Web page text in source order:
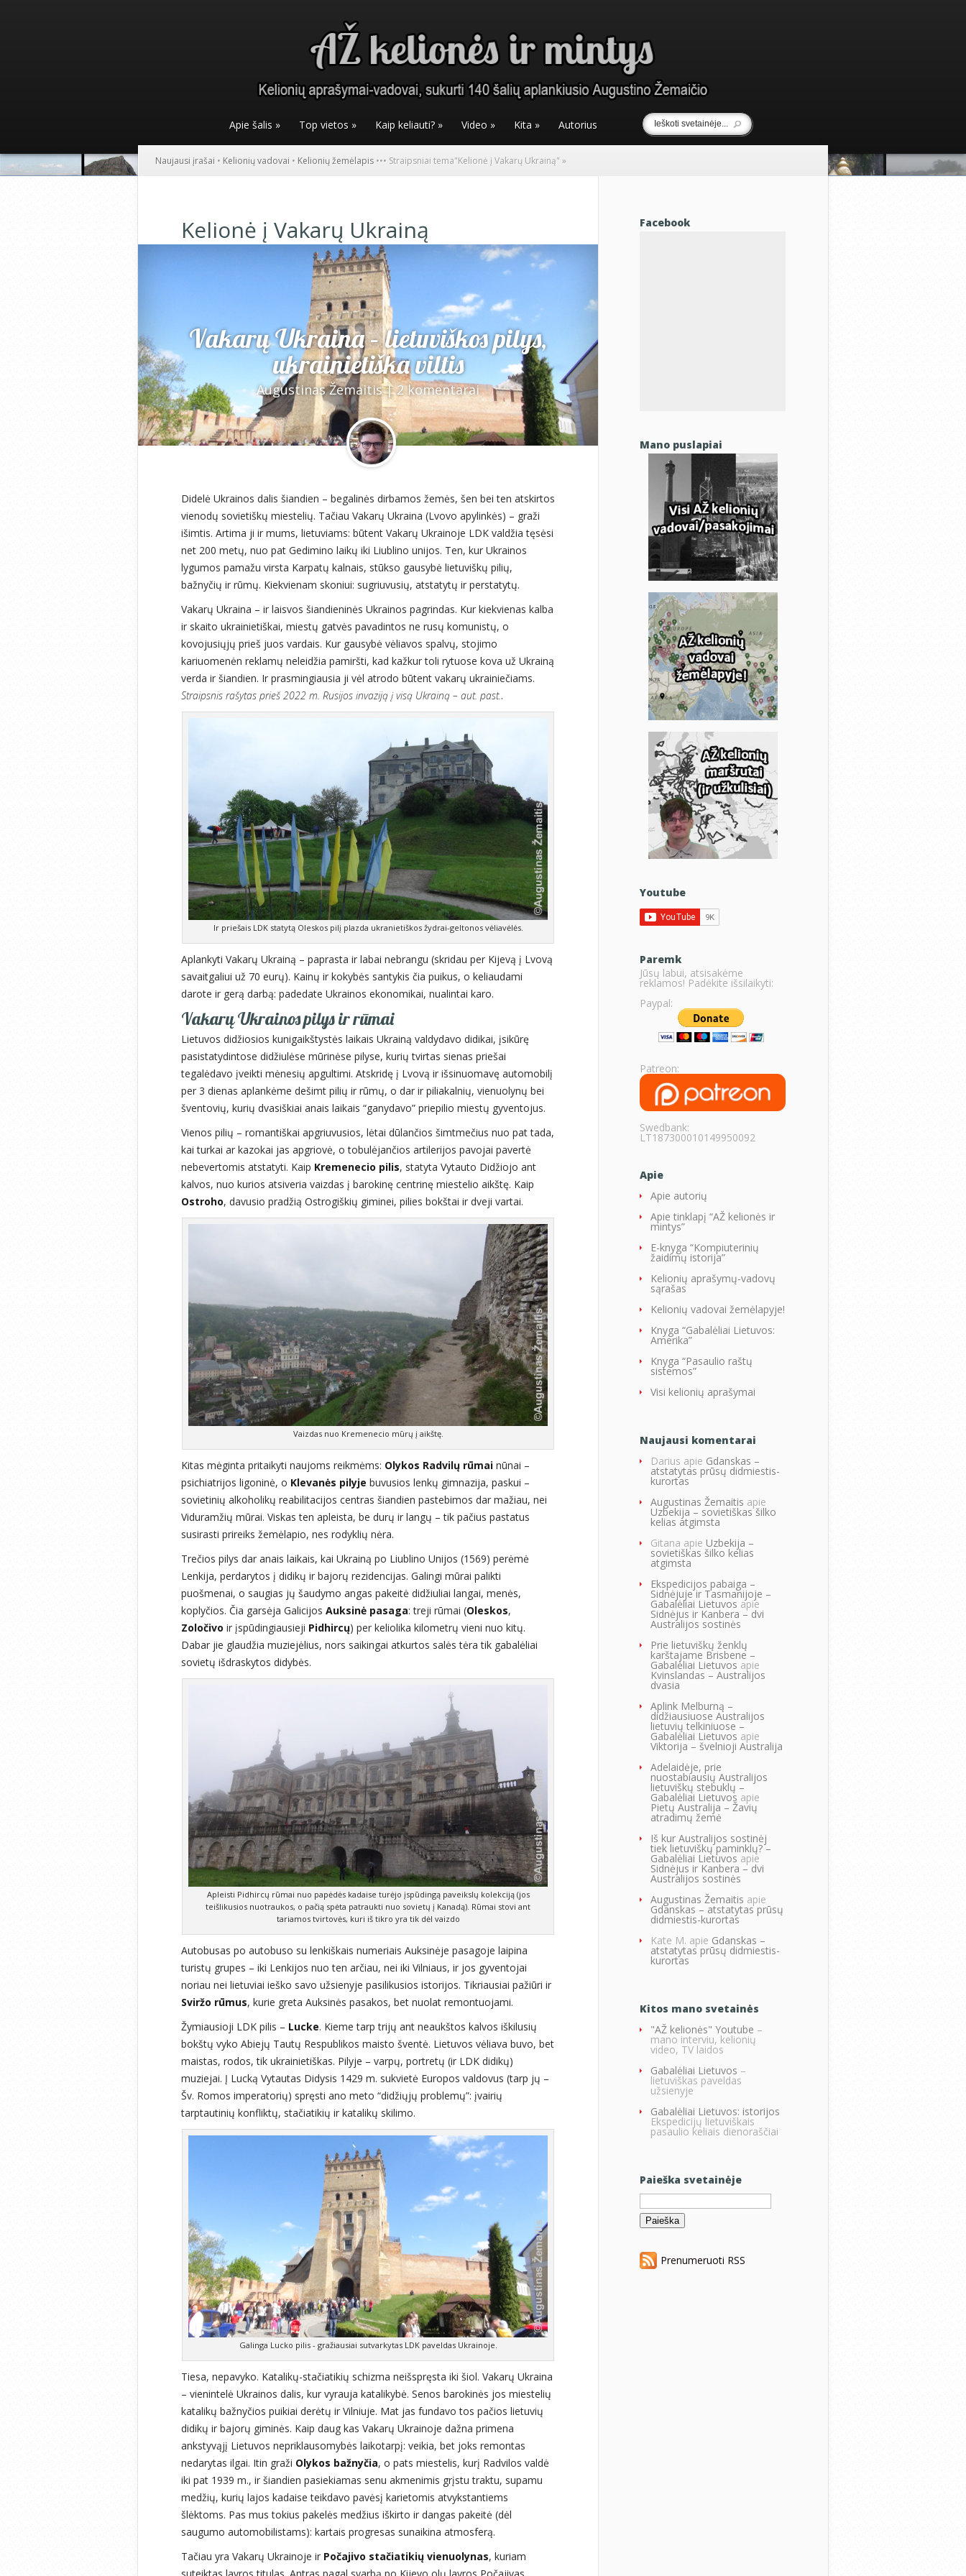
Apie šalis » Top vietos » Kaip keliauti? » Video » Kita » Autorius
Naujausi įrašai • Kelionių vadovai • Kelionių žemėlapis ••• Straipsniai tema"Kelionė į Vakarų Ukrainą" »
Kelionė į Vakarų Ukrainą
Vakarų Ukraina – lietuviškos pilys,
ukrainietiška viltis
Augustinas Žemaitis|2 komentarai
Didelė Ukrainos dalis šiandien – begalinės dirbamos žemės, šen bei ten atskirtos
vienodų sovietiškų miestelių. Tačiau Vakarų Ukraina (Lvovo apylinkės) – graži
išimtis. Artima ji ir mums, lietuviams: būtent Vakarų Ukrainoje LDK valdžia tęsėsi
net 200 metų, nuo pat Gedimino laikų iki Liublino unijos. Ten, kur Ukrainos
lygumos pamažu virsta Karpatų kalnais, stūkso gausybė lietuviškų pilių,
bažnyčių ir rūmų. Kiekvienam skoniui: sugriuvusių, atstatytų ir perstatytų.
Vakarų Ukraina – ir laisvos šiandieninės Ukrainos pagrindas. Kur kiekvienas kalba
ir skaito ukrainietiškai, miestų gatvės pavadintos ne rusų komunistų, o
kovojusiųjų prieš juos vardais. Kur gausybė vėliavos spalvų, stojimo
kariuomenėn reklamų neleidžia pamiršti, kad kažkur toli rytuose kova už Ukrainą
verda ir šiandien. Ir prasmingiausia ji vėl atrodo būtent vakarų ukrainiečiams.
Straipsnis rašytas prieš 2022 m. Rusijos invaziją į visą Ukrainą – aut. past..
Ir priešais LDK statytą Oleskos pilį plazda ukranietiškos žydrai-geltonos vėliavėlės.
Aplankyti Vakarų Ukrainą – paprasta ir labai nebrangu (skridau per Kijevą į Lvovą
savaitgaliui už 70 eurų). Kainų ir kokybės santykis čia puikus, o keliaudami
darote ir gerą darbą: padedate Ukrainos ekonomikai, nualintai karo.
Vakarų Ukrainos pilys ir rūmai
Lietuvos didžiosios kunigaikštystės laikais Ukrainą valdydavo didikai, įsikūrę
pasistatydintose didžiulėse mūrinėse pilyse, kurių tvirtas sienas priešai
tegalėdavo įveikti mėnesių apgultimi. Atskridę į Lvovą ir išsinuomavę automobilį
per 3 dienas aplankėme dešimt pilių ir rūmų, o dar ir piliakalnių, vienuolynų bei
šventovių, kurių dvasiškiai anais laikais “ganydavo” priepilio miestų gyventojus.
Vienos pilių – romantiškai apgriuvusios, lėtai dūlančios šimtmečius nuo pat tada,
kai turkai ar kazokai jas apgriovė, o tobulėjančios artilerijos pavojai pavertė
nebevertomis atstatyti. Kaip Kremenecio pilis, statyta Vytauto Didžiojo ant
kalvos, nuo kurios atsiveria vaizdas į barokinę centrinę miestelio aikštę. Kaip
Ostroho, davusio pradžią Ostrogiškių giminei, pilies bokštai ir dveji vartai.
Vaizdas nuo Kremenecio mūrų į aikštę.
Kitas mėginta pritaikyti naujoms reikmėms: Olykos Radvilų rūmai nūnai –
psichiatrijos ligoninė, o Klevanės pilyje buvusios lenkų gimnazija, paskui –
sovietinių alkoholikų reabilitacijos centras šiandien pastebimos dar mažiau, nei
Viduramžių mūrai. Viskas ten apleista, be durų ir langų – tik pačius pastatus
susirasti prireiks žemėlapio, nes rodyklių nėra.
Trečios pilys dar anais laikais, kai Ukrainą po Liublino Unijos (1569) perėmė
Lenkija, perdarytos į didikų ir bajorų rezidencijas. Galingi mūrai palikti
puošmenai, o saugias jų šaudymo angas pakeitė didžiuliai langai, menės,
koplyčios. Čia garsėja Galicijos Auksinė pasaga: treji rūmai (Oleskos,
Zoločivo ir įspūdingiausieji Pidhircų) per keliolika kilometrų vieni nuo kitų.
Dabar jie glaudžia muziejėlius, nors saikingai atkurtos salės tėra tik gabalėliai
sovietų išdraskytos didybės.
Apleisti Pidhircų rūmai nuo papėdės kadaise turėjo įspūdingą paveikslų kolekciją (jos
teišlikusios nuotraukos, o pačią spėta patraukti nuo sovietų į Kanadą). Rūmai stovi ant
tariamos tvirtovės, kuri iš tikro yra tik dėl vaizdo
Autobusas po autobuso su lenkiškais numeriais Auksinėje pasagoje laipina
turistų grupes – iki Lenkijos nuo ten arčiau, nei iki Vilniaus, ir jos gyventojai
noriau nei lietuviai ieško savo užsienyje pasilikusios istorijos. Tikriausiai pažiūri ir
Sviržo rūmus, kurie greta Auksinės pasakos, bet nuolat remontuojami.
Žymiausioji LDK pilis – Lucke. Kieme tarp trijų ant neaukštos kalvos iškilusių
bokštų vyko Abiejų Tautų Respublikos maisto šventė. Lietuvos vėliava buvo, bet
maistas, rodos, tik ukrainietiškas. Pilyje – varpų, portretų (ir LDK didikų)
muziejai. Į Lucką Vytautas Didysis 1429 m. sukvietė Europos valdovus (tarp jų –
Šv. Romos imperatorių) spręsti ano meto “didžiųjų problemų”: įvairių
tarptautinių konfliktų, stačiatikių ir katalikų skilimo.
Galinga Lucko pilis - gražiausiai sutvarkytas LDK paveldas Ukrainoje.
Tiesa, nepavyko. Katalikų-stačiatikių schizma neišspręsta iki šiol. Vakarų Ukraina
– vienintelė Ukrainos dalis, kur vyrauja katalikybė. Senos barokinės jos miestelių
katalikų bažnyčios puikiai derėtų ir Vilniuje. Mat jas fundavo tos pačios lietuvių
didikų ir bajorų giminės. Kaip daug kas Vakarų Ukrainoje dažna primena
ankstyvąjį Lietuvos nepriklausomybės laikotarpį: veikia, bet joks remontas
nedarytas ilgai. Itin graži Olykos bažnyčia, o pats miestelis, kurį Radvilos valdė
iki pat 1939 m., ir šiandien pasiekiamas senu akmenimis grįstu traktu, supamu
medžių, kurių lajos kadaise teikdavo pavėsį karietomis atvykstantiems
šlėktoms. Pas mus tokius pakelės medžius iškirto ir dangas pakeitė (dėl
saugumo automobilistams): kartais progresas sunaikina atmosferą.
Tačiau yra Vakarų Ukrainoje ir Počajivo stačiatikių vienuolynas, kuriam
Facebook
Mano puslapiai
Youtube
Paremk
Jūsų labui, atsisakėme
reklamos! Padėkite išsilaikyti:
Paypal:
Patreon:
Swedbank:
LT187300010149950092
Apie
Apie autorių
Apie tinklapį “AŽ kelionės ir
mintys”
E-knyga “Kompiuterinių
žaidimų istorija”
Kelionių aprašymų-vadovų
sąrašas
Kelionių vadovai žemėlapyje!
Knyga “Gabalėliai Lietuvos:
Amerika”
Knyga “Pasaulio raštų
sistemos”
Visi kelionių aprašymai
Naujausi komentarai
Darius apie Gdanskas –
atstatytas prūsų didmiestis-
kurortas
Augustinas Žemaitis apie
Uzbekija – sovietiškas šilko
kelias atgimsta
Gitana apie Uzbekija –
sovietiškas šilko kelias
atgimsta
Ekspedicijos pabaiga –
Sidnėjuje ir Tasmanijoje –
Gabalėliai Lietuvos apie
Sidnėjus ir Kanbera – dvi
Australijos sostinės
Prie lietuviškų ženklų
karštajame Brisbene –
Gabalėliai Lietuvos apie
Kvinslandas – Australijos
dvasia
Aplink Melburną –
didžiausiuose Australijos
lietuvių telkiniuose –
Gabalėliai Lietuvos apie
Viktorija – švelnioji Australija
Adelaidėje, prie
nuostabiausių Australijos
lietuviškų stebuklų –
Gabalėliai Lietuvos apie
Pietų Australija – Žavių
atradimų žemė
Iš kur Australijos sostinėj
tiek lietuviškų paminklų? –
Gabalėliai Lietuvos apie
Sidnėjus ir Kanbera – dvi
Australijos sostinės
Augustinas Žemaitis apie
Gdanskas – atstatytas prūsų
didmiestis-kurortas
Kate M. apie Gdanskas –
atstatytas prūsų didmiestis-
kurortas
Kitos mano svetainės
"AŽ kelionės" Youtube –
mano interviu, kelionių
video, TV laidos
Gabalėliai Lietuvos –
lietuviškas paveldas
užsienyje
Gabalėliai Lietuvos: istorijos
Ekspedicijų lietuviškais
pasaulio keliais dienoraščiai
Paieška svetainėje
Ieškoti:
Prenumeruoti RSS